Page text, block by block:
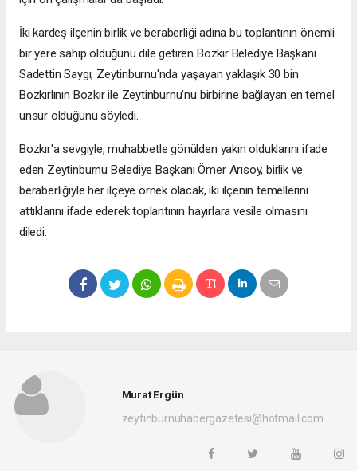
İki kardeş ilçenin birlik ve beraberliği adına bu toplantının önemli
bir yere sahip olduğunu dile getiren Bozkır Belediye Başkanı
Sadettin Saygı, Zeytinburnu'nda yaşayan yaklaşık 30 bin
Bozkırlının Bozkır ile Zeytinburnu'nu birbirine bağlayan en temel
unsur olduğunu söyledi.
Bozkır'a sevgiyle, muhabbetle gönülden yakın olduklarını ifade
eden Zeytinburnu Belediye Başkanı Ömer Arısoy, birlik ve
beraberliğiyle her ilçeye örnek olacak, iki ilçenin temellerini
attıklarını ifade ederek toplantının hayırlara vesile olmasını
diledi.
Murat Ergün
zeytinburnuhabergazetesi@hotmail.com